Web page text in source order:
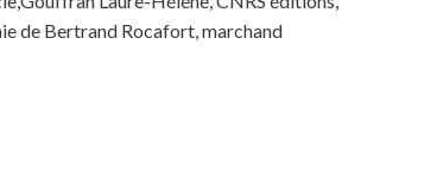
de Bertrand Rocafort, marchand